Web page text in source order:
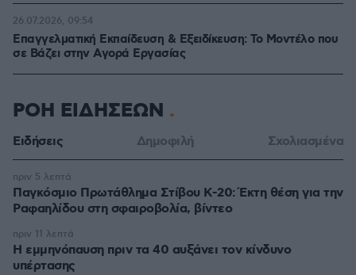
Επαγγελματική Εκπαίδευση & Εξειδίκευση: Το Mοντέλο που
σε Bάζει στην Aγορά Eργασίας
26.07.2026, 09:54
ΡΟΗ ΕΙΔΗΣΕΩΝ
Ειδήσεις Δημοφιλή Σχολιασμένα
Παγκόσμιο Πρωτάθλημα Στίβου Κ-20: Έκτη θέση για την
Ραφαηλίδου στη σφαιροβολία, βίντεο
πριν 5 λεπτά
Η εμμηνόπαυση πριν τα 40 αυξάνει τον κίνδυνο
υπέρτασης
πριν 11 λεπτά